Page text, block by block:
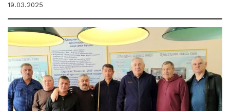
19.03.2025